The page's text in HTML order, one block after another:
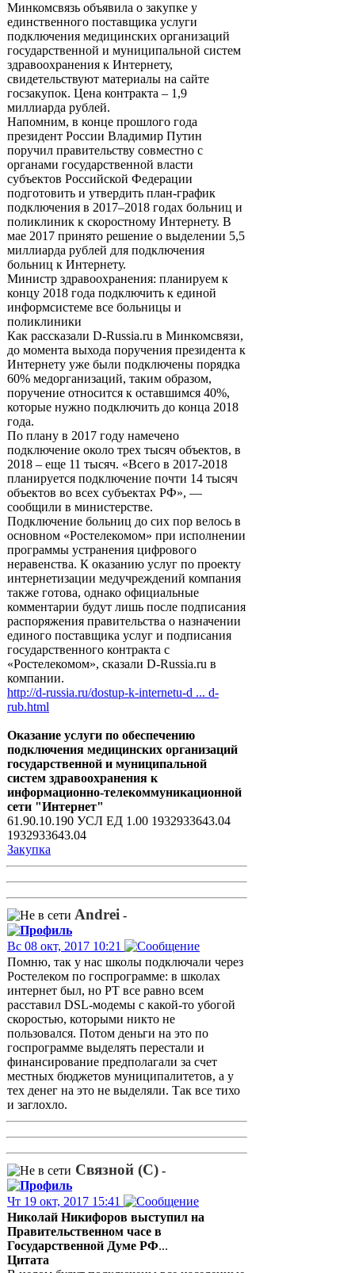
Минкомсвязь объявила о закупке у
единственного поставщика услуги
подключения медицинских организаций
государственной и муниципальной систем
здравоохранения к Интернету,
свидетельствуют материалы на сайте
госзакупок. Цена контракта – 1,9
миллиарда рублей.
Напомним, в конце прошлого года
президент России Владимир Путин
поручил правительству совместно с
органами государственной власти
субъектов Российской Федерации
подготовить и утвердить план-график
подключения в 2017–2018 годах больниц и
поликлиник к скоростному Интернету. В
мае 2017 принято решение о выделении 5,5
миллиарда рублей для подключения
больниц к Интернету.
Министр здравоохранения: планируем к
концу 2018 года подключить к единой
информсистеме все больницы и
поликлиники
Как рассказали D-Russia.ru в Минкомсвязи,
до момента выхода поручения президента к
Интернету уже были подключены порядка
60% медорганизаций, таким образом,
поручение относится к оставшимся 40%,
которые нужно подключить до конца 2018
года.
По плану в 2017 году намечено
подключение около трех тысяч объектов, в
2018 – еще 11 тысяч. «Всего в 2017-2018
планируется подключение почти 14 тысяч
объектов во всех субъектах РФ», —
сообщили в министерстве.
Подключение больниц до сих пор велось в
основном «Ростелекомом» при исполнении
программы устранения цифрового
неравенства. К оказанию услуг по проекту
интернетизации медучреждений компания
также готова, однако официальные
комментарии будут лишь после подписания
распоряжения правительства о назначении
единого поставщика услуг и подписания
государственного контракта с
«Ростелекомом», сказали D-Russia.ru в
компании.
http://d-russia.ru/dostup-k-internetu-d ... d-
rub.html
Оказание услуги по обеспечению
подключения медицинских организаций
государственной и муниципальной
систем здравоохранения к
информационно-телекоммуникационной
сети "Интернет"
61.90.10.190 УСЛ ЕД 1.00 1932933643.04
1932933643.04
Закупка
Andrei -
Вс 08 окт, 2017 10:21
Помню, так у нас школы подключали через
Ростелеком по госпрограмме: в школах
интернет был, но РТ все равно всем
расставил DSL-модемы с какой-то убогой
скоростью, которыми никто не
пользовался. Потом деньги на это по
госпрограмме выделять перестали и
финансирование предполагали за счет
местных бюджетов муниципалитетов, а у
тех денег на это не выделяли. Так все тихо
и заглохло.
Связной (С) -
Чт 19 окт, 2017 15:41
Николай Никифоров выступил на
Правительственном часе в
Государственной Думе РФ...
Цитата